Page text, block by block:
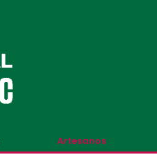
Artesanos